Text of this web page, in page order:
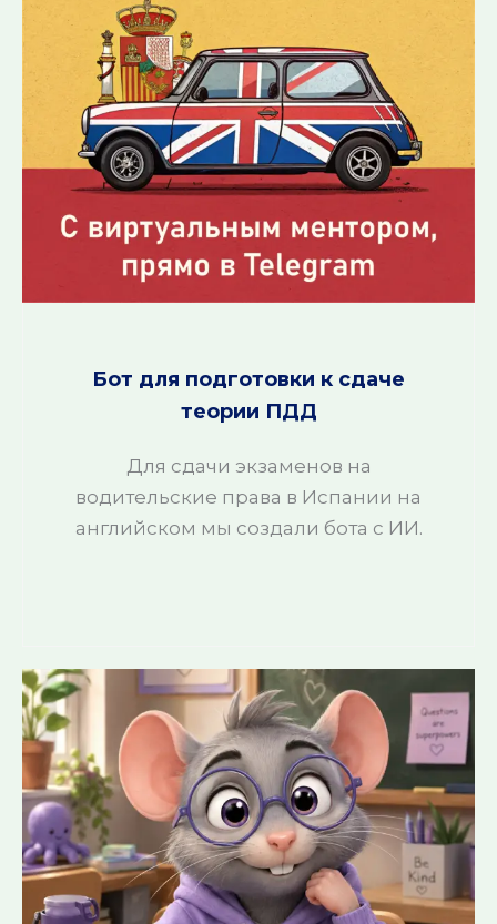
Бот для подготовки к сдаче
теории ПДД
Для сдачи экзаменов на
водительские права в Испании на
английском мы создали бота с ИИ.